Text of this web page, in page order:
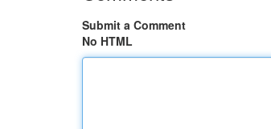
Submit a Comment
No HTML